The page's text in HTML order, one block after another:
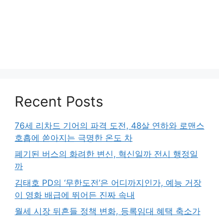
Recent Posts
76세 리차드 기어의 파격 도전, 48살 연하와 로맨스
호흡에 쏟아지는 극명한 온도 차
폐기된 버스의 화려한 변신, 혁신일까 전시 행정일
까
김태호 PD의 ‘무한도전’은 어디까지인가, 예능 거장
이 영화 배급에 뛰어든 진짜 속내
월세 시장 뒤흔들 정책 변화, 등록임대 혜택 축소가